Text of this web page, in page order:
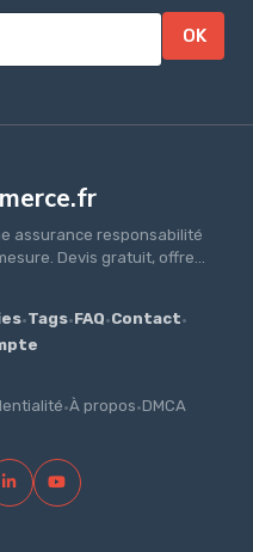
OK
assurance responsabilité
Devis gratuit, offre...
·Tags·FAQ·Contact·
·À propos·DMCA